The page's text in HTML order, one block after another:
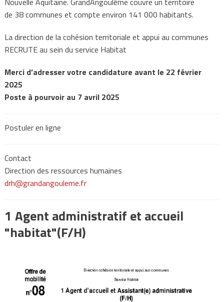
de 38 communes et compte environ 141 000 habitants.
La direction de la cohésion territoriale et appui au communes
RECRUTE au sein du service Habitat
Merci d’adresser votre candidature avant le 22 février
2025
Poste à pourvoir au 7 avril 2025
Postuler en ligne
Contact
Direction des ressources humaines
drh@grandangouleme.fr
1 Agent administratif et accueil
"habitat"(F/H)